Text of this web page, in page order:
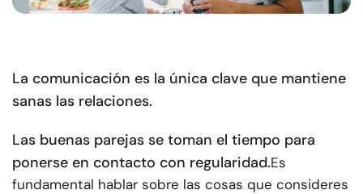
La comunicación es la única clave que mantiene
sanas las relaciones.
Las buenas parejas se toman el tiempo para
ponerse en contacto con regularidad.Es
fundamental hablar sobre las cosas que consideres